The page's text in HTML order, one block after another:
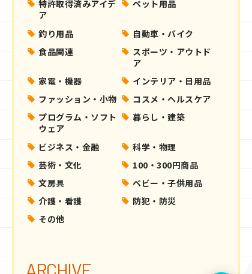
特許取得済みアイデ
ア
ペット用品
釣り用品
自動車・バイク
食品関連
スポーツ・アウトド
ア
家電・機器
インテリア・日用品
ファッション・小物
コスメ・ヘルスケア
プログラム・ソフト
ウェア
暮らし・建築
ビジネス・金融
科学・物理
芸術・文化
100・300円商品
文房具
ベビー・子供用品
介護・看護
防犯・防災
その他
ARCHIVE